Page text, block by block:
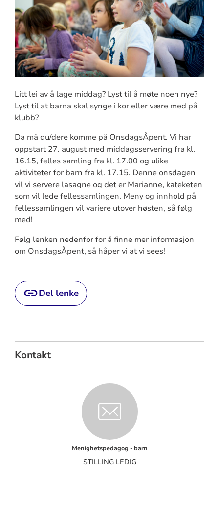
Litt lei av å lage middag? Lyst til å møte noen nye?
Lyst til at barna skal synge i kor eller være med på
klubb?
Da må du/dere komme på OnsdagsÅpent. Vi har
oppstart 27. august med middagsservering fra kl.
16.15, felles samling fra kl. 17.00 og ulike
aktiviteter for barn fra kl. 17.15. Denne onsdagen
vil vi servere lasagne og det er Marianne, kateketen
som vil lede fellessamlingen. Meny og innhold på
fellessamlingen vil variere utover høsten, så følg
med!
Følg lenken nedenfor for å finne mer informasjon
om OnsdagsÅpent, så håper vi at vi sees!
Del lenke
Kontakt
Menighetspedagog - barn
STILLING LEDIG